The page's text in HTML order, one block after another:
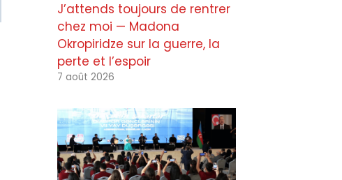
J’attends toujours de rentrer
chez moi — Madona
Okropiridze sur la guerre, la
perte et l’espoir
7 août 2026